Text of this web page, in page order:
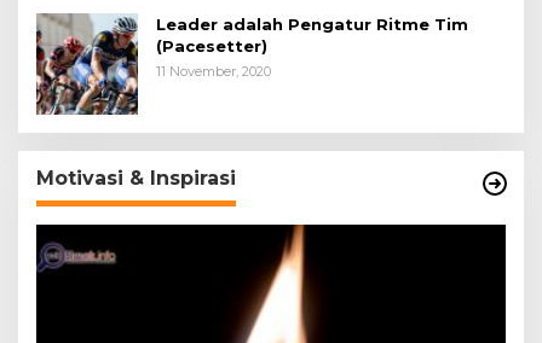
Leader adalah Pengatur Ritme Tim
(Pacesetter)
11 November, 2020
Motivasi & Inspirasi